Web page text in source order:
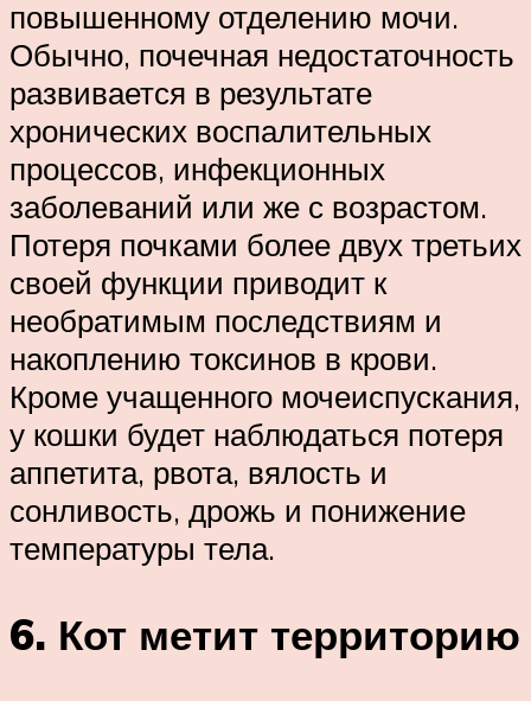
повышенному отделению мочи.
Обычно, почечная недостаточность
развивается в результате
хронических воспалительных
процессов, инфекционных
заболеваний или же с возрастом.
Потеря почками более двух третьих
своей функции приводит к
необратимым последствиям и
накоплению токсинов в крови.
Кроме учащенного мочеиспускания,
у кошки будет наблюдаться потеря
аппетита, рвота, вялость и
сонливость, дрожь и понижение
температуры тела.
6. Кот метит территорию